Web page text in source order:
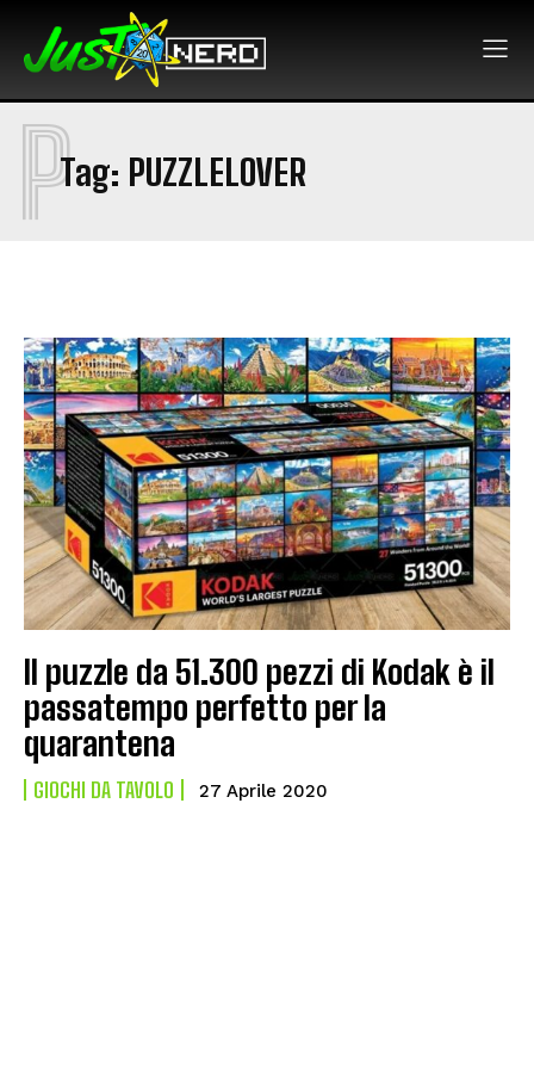
Tag: PUZZLELOVER
P
Il puzzle da 51.300 pezzi di Kodak è il
passatempo perfetto per la
quarantena
GIOCHI DA TAVOLO 27 Aprile 2020